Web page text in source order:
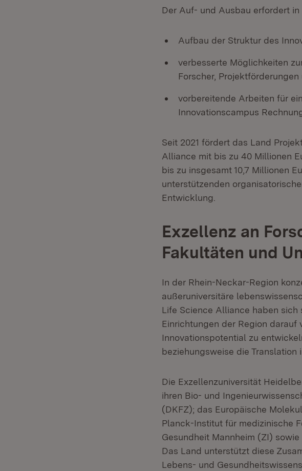
Der Auf- und Ausbau erfordert
Aufbau der Struktur des
verbesserte Möglichkeiten
Forscher,
vorbereitende Arbeiten für
Innovationscampus
Seit 2021 fördert das Land
Alliance mit bis zu 40 Millionen
bis zu insgesamt 10,7 Millionen
unterstützenden
Entwicklung.
Exzellenz an
Fakultäten und
In der Rhein-Neckar-Region
außeruniversitäre
Life Science Alliance haben
Einrichtungen der Region darauf
Innovationspotential zu
beziehungsweise die Translation
Die Exzellenzuniversität
ihren Bio- und
(DKFZ); das Europäische
Planck-Institut für medizinische
Gesundheit Mannheim (ZI)
Das Land unterstützt diese
Lebens- und